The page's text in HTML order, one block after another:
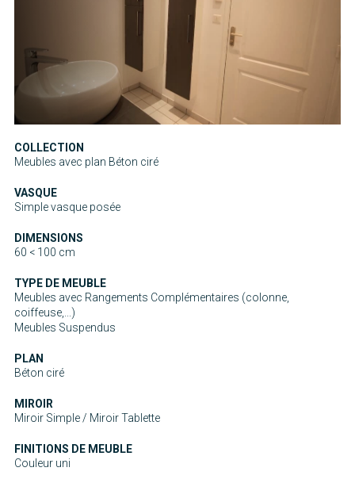
COLLECTION
Meubles avec plan Béton ciré
VASQUE
Simple vasque posée
DIMENSIONS
60 < 100 cm
TYPE DE MEUBLE
Meubles avec Rangements Complémentaires (colonne,
coiffeuse,...)
Meubles Suspendus
PLAN
Béton ciré
MIROIR
Miroir Simple / Miroir Tablette
FINITIONS DE MEUBLE
Couleur uni